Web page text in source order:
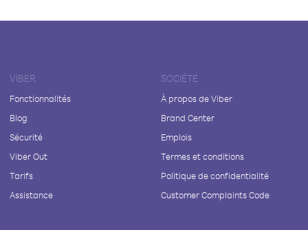
VIBER
Fonctionnalités
Blog
Sécurité
Viber Out
Tarifs
Assistance
SOCIÉTÉ
À propos de Viber
Brand Center
Emplois
Termes et conditions
Politique de confidentialité
Customer Complaints Code